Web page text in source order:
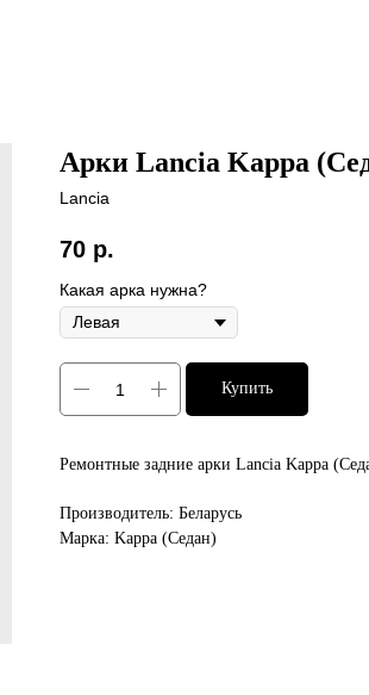
Арки Lancia Kappa
Lancia
70 р.
Какая арка нужна?
Купить
Ремонтные задние арки Lancia Kappa
Производитель: Беларусь
Марка: Kappa (Седан)